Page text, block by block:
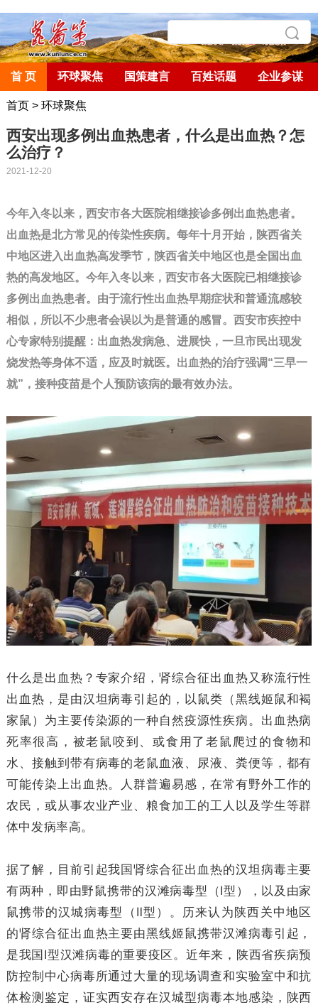
首 页 环球聚焦 国策建言 百姓话题 企业参谋
首页> 环球聚焦
西安出现多例出血热患者，什么是出血热？怎
么治疗？
2021-12-20
今年入冬以来，西安市各大医院相继接诊多例出血热患者。
出血热是北方常见的传染性疾病。每年十月开始，陕西省关
中地区进入出血热高发季节，陕西省关中地区也是全国出血
热的高发地区。今年入冬以来，西安市各大医院已相继接诊
多例出血热患者。由于流行性出血热早期症状和普通流感较
相似，所以不少患者会误以为是普通的感冒。西安市疾控中
心专家特别提醒：出血热发病急、进展快，一旦市民出现发
烧发热等身体不适，应及时就医。出血热的治疗强调“三早一
就”，接种疫苗是个人预防该病的最有效办法。
什么是出血热？专家介绍，肾综合征出血热又称流行性
出血热，是由汉坦病毒引起的，以鼠类（黑线姬鼠和褐
家鼠）为主要传染源的一种自然疫源性疾病。出血热病
死率很高，被老鼠咬到、或食用了老鼠爬过的食物和
水、接触到带有病毒的老鼠血液、尿液、粪便等，都有
可能传染上出血热。人群普遍易感，在常有野外工作的
农民，或从事农业产业、粮食加工的工人以及学生等群
体中发病率高。
据了解，目前引起我国肾综合征出血热的汉坦病毒主要
有两种，即由野鼠携带的汉滩病毒型（Ⅰ型），以及由家
鼠携带的汉城病毒型（Ⅱ型）。历来认为陕西关中地区
的肾综合征出血热主要由黑线姬鼠携带汉滩病毒引起，
是我国I型汉滩病毒的重要疫区。近年来，陕西省疾病预
防控制中心病毒所通过大量的现场调查和实验室中和抗
体检测鉴定，证实西安存在汉城型病毒本地感染，陕西